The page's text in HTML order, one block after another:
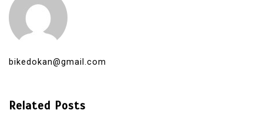
bikedokan@gmail.com
Related Posts